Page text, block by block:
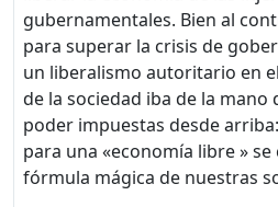
gubernamentales. Bien al
para superar la crisis de
un liberalismo autoritario en
de la sociedad iba de la mano
poder impuestas desde
para una «economía libre »
fórmula mágica de nuestras